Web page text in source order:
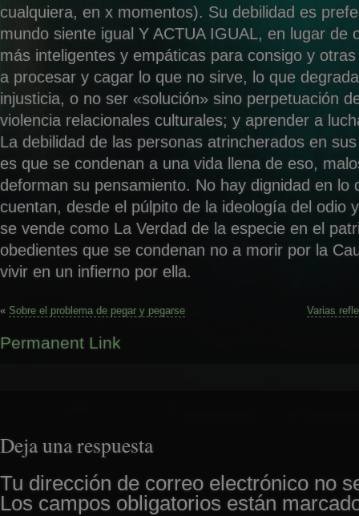
cualquiera, en x momentos). Su debilidad es
mundo siente igual Y ACTUA IGUAL, en lugar de
más inteligentes y empáticas para consigo y
a procesar y cagar lo que no sirve, lo que
injusticia, o no ser «solución» sino perpetuación
violencia relacionales culturales; y aprender a
La debilidad de las personas atrincherados en
es que se condenan a una vida llena de eso,
deforman su pensamiento. No hay dignidad en lo
cuentan, desde el púlpito de la ideología del odio
se vende como La Verdad de la especie en el
obedientes que se condenan no a morir por la
vivir en un infierno por ella.
« Sobre el problema de pegar y pegarse Varias
Permanent Link
Deja una respuesta
Tu dirección de correo electrónico no
Los campos obligatorios están